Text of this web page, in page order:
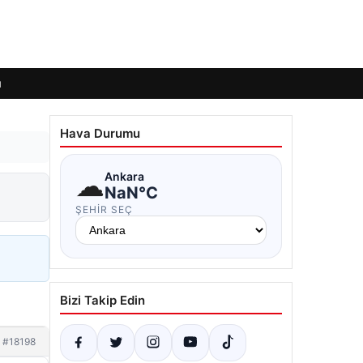
#18198
Hava Durumu
☁Ankara
NaN°C
ŞEHIR SEÇ
Bizi Takip Edin